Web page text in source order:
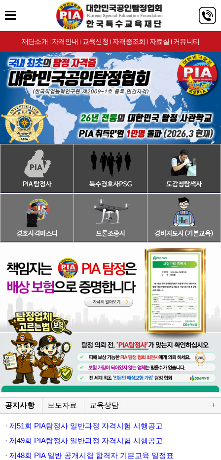
재단소개 | 자격안내 | 교육신청 | 자격증조회 | 자료실 | 커뮤니티
공지사항 보도자료 교육상담 +
· 제51회 PIA탐정사 일반과정 자격시험 시행공고
· 제49회 PIA탐정사 일반과정 자격시험 시행공고
· 제48회 PIA 일반 공개시험 합격자 기본교육 일정표